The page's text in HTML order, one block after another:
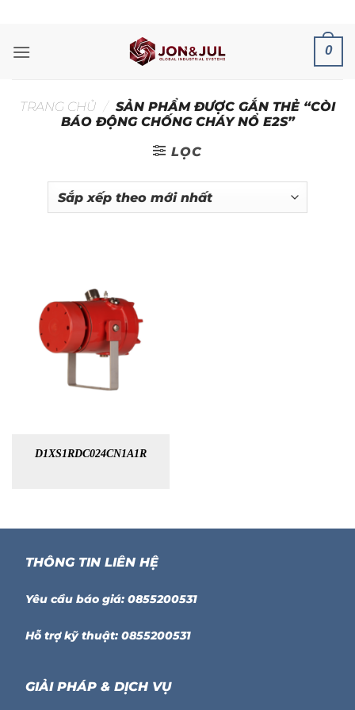
nội
0
TRANG CHỦ / SẢN PHẨM ĐƯỢC GẮN THẺ “CÒI
BÁO ĐỘNG CHỐNG CHÁY NỔ E2S”
LỌC
D1XS1RDC024CN1A1R
THÔNG TIN LIÊN HỆ
Yêu cầu báo giá: 0855200531
Hỗ trợ kỹ thuật: 0855200531
GIẢI PHÁP & DỊCH VỤ